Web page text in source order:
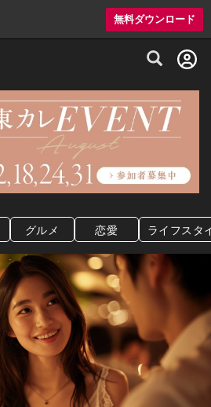
無料ダウンロード
グルメ情報・プレミアムレストラン予約
グルメ 恋愛 ライフスタ